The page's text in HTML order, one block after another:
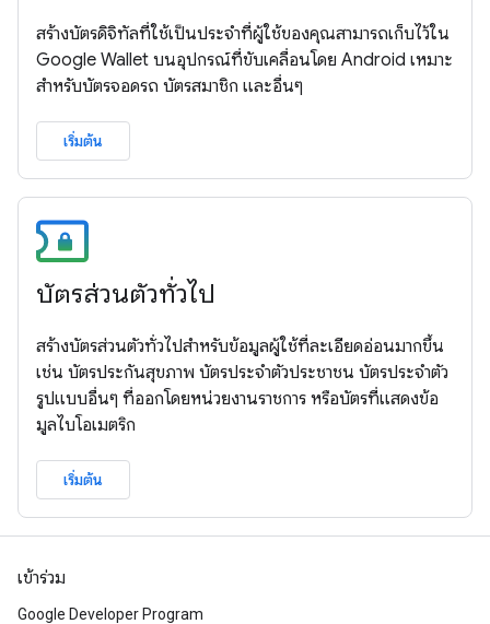
สร้างบัตรดิจิทัลที่ใช้เป็นประจำที่ผู้ใช้ของคุณสามารถเก็บไว้ใน
Google Wallet บนอุปกรณ์ที่ขับเคลื่อนโดย Android เหมาะ
สำหรับบัตรจอดรถ บัตรสมาชิก และอื่นๆ
เริ่มต้น
บัตรส่วนตัวทั่วไป
สร้างบัตรส่วนตัวทั่วไปสำหรับข้อมูลผู้ใช้ที่ละเอียดอ่อนมากขึ้น
เช่น บัตรประกันสุขภาพ บัตรประจำตัวประชาชน บัตรประจำตัว
รูปแบบอื่นๆ ที่ออกโดยหน่วยงานราชการ หรือบัตรที่แสดงข้อ
มูลไบโอเมตริก
เริ่มต้น
เข้าร่วม
Google Developer Program